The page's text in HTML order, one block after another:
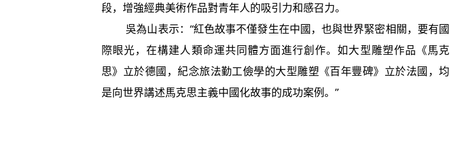
段，增強經典美術作品對青年人的吸引力和感召力。
吳為山表示：“紅色故事不僅發生在中國，也與世界緊密相關，要有國
際眼光，在構建人類命運共同體方面進行創作。如大型雕塑作品《馬克
思》立於德國，紀念旅法勤工儉學的大型雕塑《百年豐碑》立於法國，均
是向世界講述馬克思主義中國化故事的成功案例。”